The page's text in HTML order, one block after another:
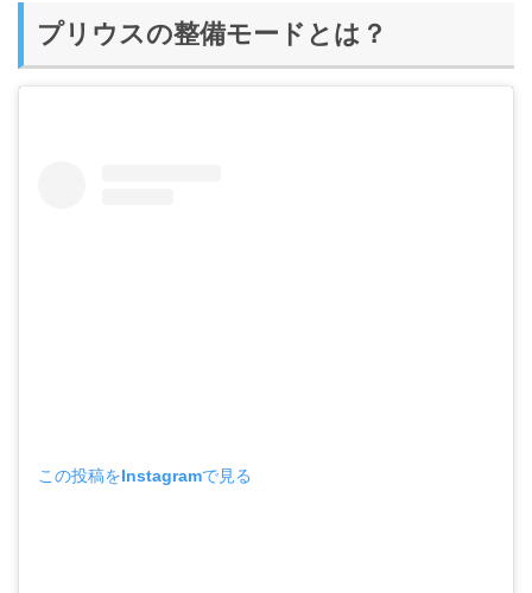
プリウスの整備モードとは？
この投稿をInstagramで見る